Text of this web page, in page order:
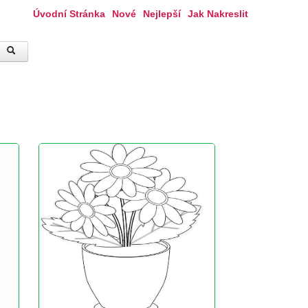
Úvodní Stránka Nové Nejlepší Jak Nakreslit